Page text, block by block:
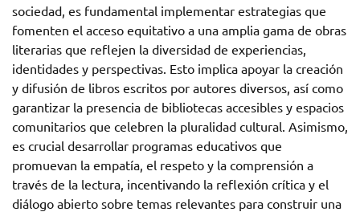
sociedad, es fundamental implementar estrategias que
fomenten el acceso equitativo a una amplia gama de obras
literarias que reflejen la diversidad de experiencias,
identidades y perspectivas. Esto implica apoyar la creación
y difusión de libros escritos por autores diversos, así como
garantizar la presencia de bibliotecas accesibles y espacios
comunitarios que celebren la pluralidad cultural. Asimismo,
es crucial desarrollar programas educativos que
promuevan la empatía, el respeto y la comprensión a
través de la lectura, incentivando la reflexión crítica y el
diálogo abierto sobre temas relevantes para construir una